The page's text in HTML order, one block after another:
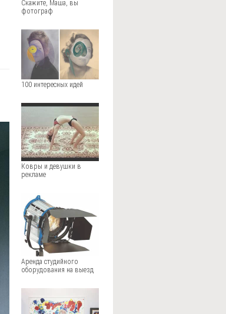
Скажите, Маша, вы
фотограф
100 интересных идей
Ковры и девушки в
рекламе
Аренда студийного
оборудования на выезд